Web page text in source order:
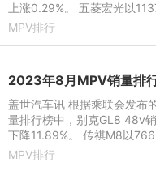
上涨0.29%。 五菱宏光以
41.10%，本年累计销量达6
MPV排行
2023年8月MPV销量排
盖世汽车讯 根据乘联会发布
量排行榜中，别克GL8 48v
下降11.89%。 传祺M8以
2.66%，本年累计销量达4150
MPV排行